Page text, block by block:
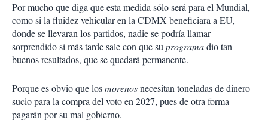
Por mucho que diga que esta medida sólo será para el Mundial,
como si la fluidez vehicular en la CDMX beneficiara a EU,
donde se llevaran los partidos, nadie se podría llamar
sorprendido si más tarde sale con que su programadio tan
buenos resultados, que se quedará permanente.
Porque es obvio que losmorenosnecesitan toneladas de dinero
sucio para la compra del voto en 2027, pues de otra forma
pagarán por su mal gobierno.